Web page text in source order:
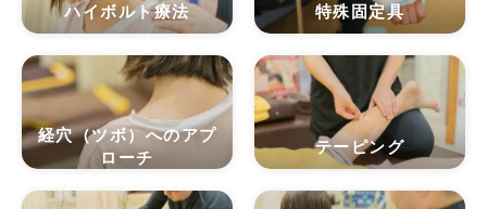
ハイボルト療法 特殊固定具
経穴（ツボ）へのアプ
ローチ
テーピング